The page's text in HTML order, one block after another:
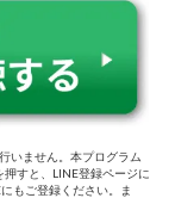
いません。本プログラム
すと、LINE登録ページに
もご登録ください。ま